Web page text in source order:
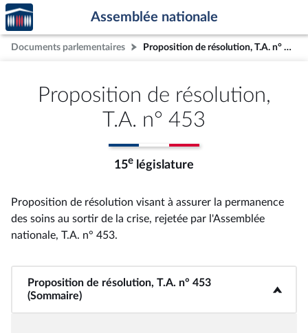
Aller au contenu
Aller en bas de la page
Accèder
à la
page
d'accueil
Assemblée nationale
Documents parlementaires Proposition de résolution, T.A. n° 453
Proposition de résolution,
T.A. n° 453
15e législature
Proposition de résolution visant à assurer la permanence
des soins au sortir de la crise, rejetée par l'Assemblée
nationale, T.A. n° 453.
Proposition de résolution, T.A. n° 453
(Sommaire)
<b>Proposition de résolution, T.A. n° 453 (Sommaire)</b>